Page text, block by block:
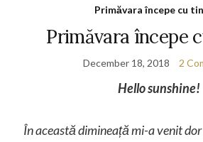
Primăvara începe cu
Primăvara începe
December 18, 2018 2
Hello sunshine!
În această dimineață mi-a venit